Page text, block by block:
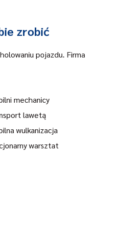
zrobić
pojazdu. Firma
mechanicy
lawetą
wulkanizacja
warsztat